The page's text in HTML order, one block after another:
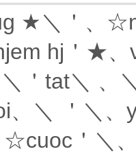
★＼＇、
hj＇★
＇tat＼ 、
、＼ ＇＼
＇＼